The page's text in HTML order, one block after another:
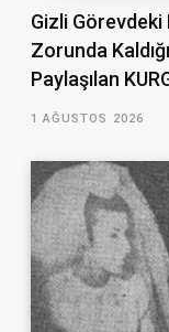
Gizli Görevdeki
Zorunda
Paylaşılan
1 AĞUSTOS 2026